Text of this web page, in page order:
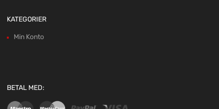
KATEGORIER
Min Konto
BETAL MED: